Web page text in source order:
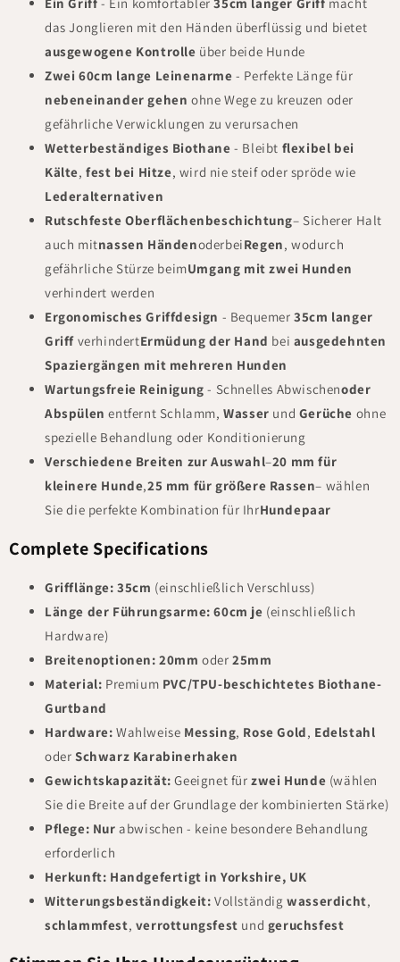
Ein Griff- Ein komfortabler 35cm langer Griff macht
das Jonglieren mit den Händen überflüssig und bietet
ausgewogene Kontrolle über beide Hunde
Zwei 60cm lange Leinenarme - Perfekte Länge für
nebeneinander gehen ohne Wege zu kreuzen oder
gefährliche Verwicklungen zu verursachen
Wetterbeständiges Biothane - Bleibt flexibel bei
Kälte, fest bei Hitze, wird nie steif oder spröde wie
Lederalternativen
Rutschfeste Oberflächenbeschichtung– Sicherer Halt
auch mitnassen HändenoderbeiRegen, wodurch
gefährliche Stürze beimUmgang mit zwei Hunden
verhindert werden
Ergonomisches Griffdesign - Bequemer 35cm langer
Griff verhindertErmüdung der Hand bei ausgedehnten
Spaziergängen mit mehreren Hunden
Wartungsfreie Reinigung - Schnelles Abwischenoder
Abspülen entfernt Schlamm, Wasser und Gerüche ohne
spezielle Behandlung oder Konditionierung
Verschiedene Breiten zur Auswahl–20 mm für
kleinere Hunde,25 mm für größere Rassen– wählen
Sie die perfekte Kombination für IhrHundepaar
Complete Specifications
Grifflänge: 35cm (einschließlich Verschluss)
Länge der Führungsarme: 60cm je (einschließlich
Hardware)
Breitenoptionen: 20mm oder 25mm
Material: Premium PVC/TPU-beschichtetes Biothane-
Gurtband
Hardware: Wahlweise Messing, Rose Gold, Edelstahl
oder Schwarz Karabinerhaken
Gewichtskapazität: Geeignet für zwei Hunde (wählen
Sie die Breite auf der Grundlage der kombinierten Stärke)
Pflege: Nur abwischen - keine besondere Behandlung
erforderlich
Herkunft: Handgefertigt in Yorkshire, UK
Witterungsbeständigkeit: Vollständig wasserdicht,
schlammfest, verrottungsfest und geruchsfest